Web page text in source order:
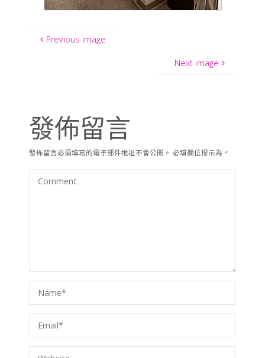
Previous image
Next image
發佈留言
發佈留言必須填寫的電子郵件地址不會公開。 必填欄位標示為 *